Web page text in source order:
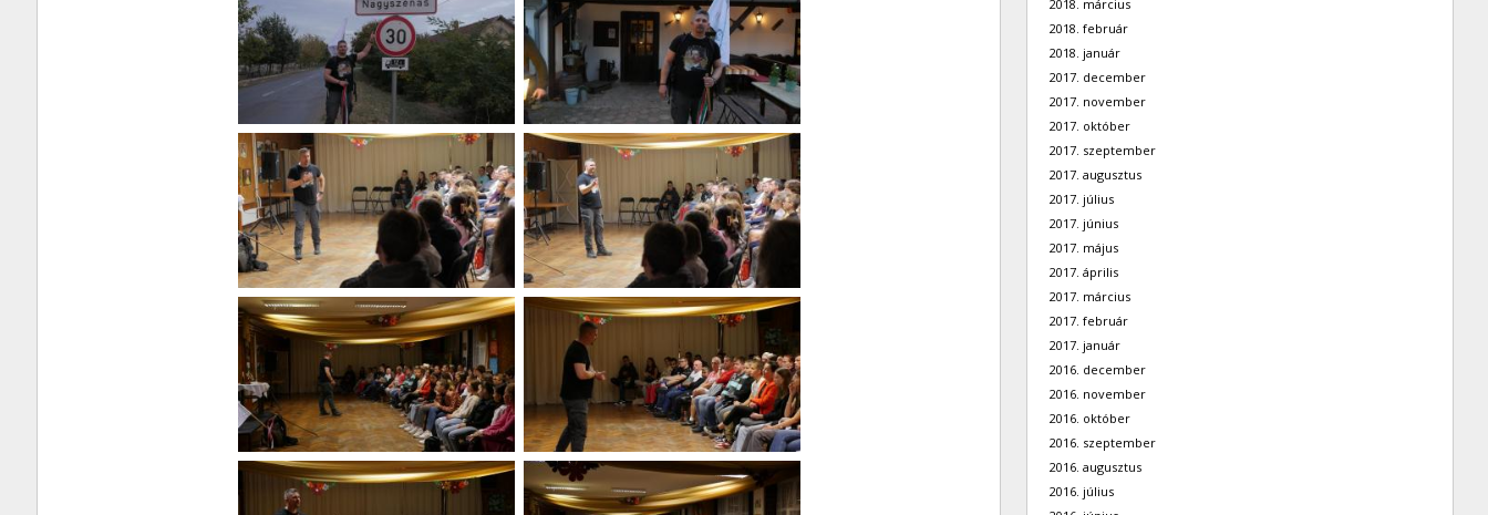
2018. március
2018. február
2018. január
2017. december
2017. november
2017. október
2017. szeptember
2017. augusztus
2017. július
2017. június
2017. május
2017. április
2017. március
2017. február
2017. január
2016. december
2016. november
2016. október
2016. szeptember
2016. augusztus
2016. július